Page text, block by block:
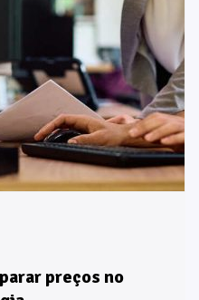
preços no